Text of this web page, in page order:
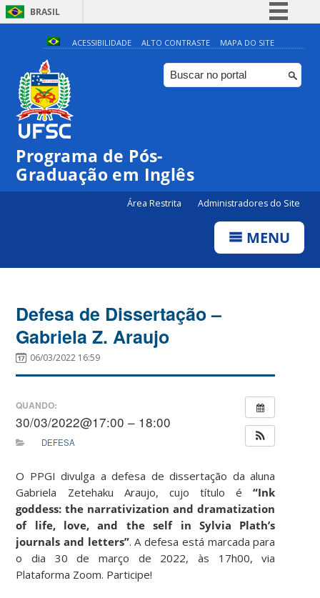
BRASIL
Simplifique!
Comunica BR
Participe
ACESSIBILIDADE ALTO CONTRASTE MAPA DO SITE
Programa de Pós-
Graduação em Inglês
Área Restrita Administradores do Site
MENU
Defesa de Dissertação –
Gabriela Z. Araujo
06/03/2022 16:59
QUANDO:
30/03/2022@17:00 – 18:00
DEFESA
O PPGI divulga a defesa de dissertação da aluna
Gabriela Zetehaku Araujo, cujo título é“Ink
goddess: the narrativization and dramatization
of life, love, and the self in Sylvia Plath’s
journals and letters”. A defesa está marcada para
o dia 30 de março de 2022, às 17h00, via
Plataforma Zoom. Participe!